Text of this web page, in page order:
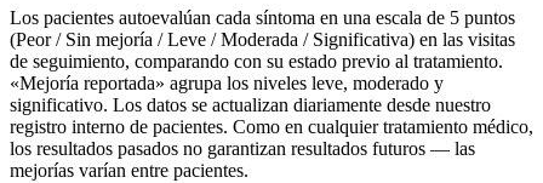
Los pacientes autoevalúan cada síntoma en una escala de 5 puntos
(Peor / Sin mejoría / Leve / Moderada / Significativa) en las visitas
de seguimiento, comparando con su estado previo al tratamiento.
«Mejoría reportada» agrupa los niveles leve, moderado y
significativo. Los datos se actualizan diariamente desde nuestro
registro interno de pacientes. Como en cualquier tratamiento médico,
los resultados pasados no garantizan resultados futuros — las
mejorías varían entre pacientes.